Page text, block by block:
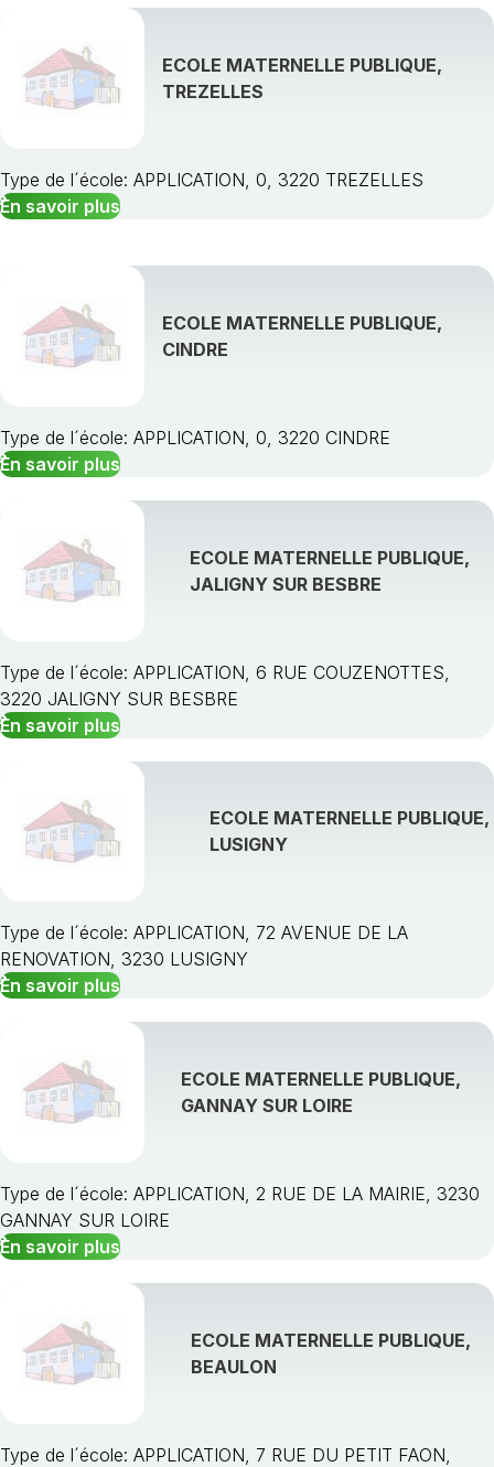
ECOLE MATERNELLE PUBLIQUE,
TREZELLES
Type de l´école: APPLICATION, 0, 3220 TREZELLES
En savoir plus
ECOLE MATERNELLE PUBLIQUE,
CINDRE
Type de l´école: APPLICATION, 0, 3220 CINDRE
En savoir plus
ECOLE MATERNELLE PUBLIQUE,
JALIGNY SUR BESBRE
Type de l´école: APPLICATION, 6 RUE COUZENOTTES,
3220 JALIGNY SUR BESBRE
En savoir plus
ECOLE MATERNELLE PUBLIQUE,
LUSIGNY
Type de l´école: APPLICATION, 72 AVENUE DE LA
RENOVATION, 3230 LUSIGNY
En savoir plus
ECOLE MATERNELLE PUBLIQUE,
GANNAY SUR LOIRE
Type de l´école: APPLICATION, 2 RUE DE LA MAIRIE, 3230
GANNAY SUR LOIRE
En savoir plus
ECOLE MATERNELLE PUBLIQUE,
BEAULON
Type de l´école: APPLICATION, 7 RUE DU PETIT FAON,